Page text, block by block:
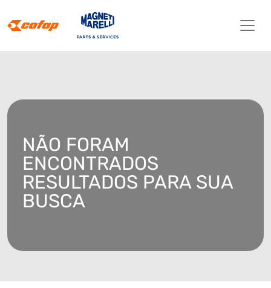
NÃO FORAM
ENCONTRADOS
RESULTADOS PARA SUA
BUSCA